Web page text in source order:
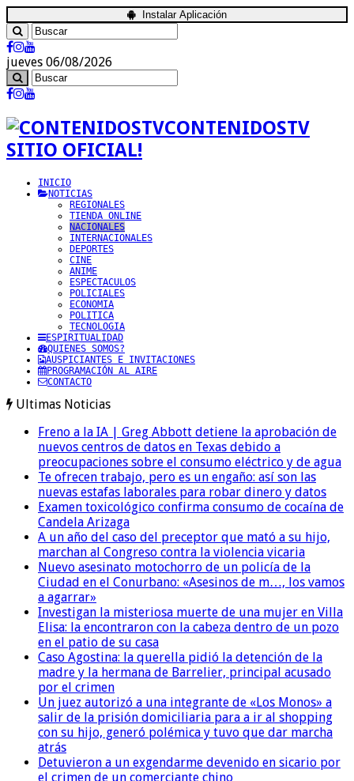
Instalar Aplicación
jueves 06/08/2026
CONTENIDOSTV
SITIO OFICIAL!
INICIO
NOTICIAS
REGIONALES
TIENDA ONLINE
NACIONALES
INTERNACIONALES
DEPORTES
CINE
ANIME
ESPECTACULOS
POLICIALES
ECONOMIA
POLITICA
TECNOLOGIA
ESPIRITUALIDAD
QUIENES SOMOS?
AUSPICIANTES E INVITACIONES
PROGRAMACIÓN AL AIRE
CONTACTO
Ultimas Noticias
Freno a la IA | Greg Abbott detiene la aprobación de
nuevos centros de datos en Texas debido a
preocupaciones sobre el consumo eléctrico y de agua
Te ofrecen trabajo, pero es un engaño: así son las
nuevas estafas laborales para robar dinero y datos
Examen toxicológico confirma consumo de cocaína de
Candela Arizaga
A un año del caso del preceptor que mató a su hijo,
marchan al Congreso contra la violencia vicaria
Nuevo asesinato motochorro de un policía de la
Ciudad en el Conurbano: «Asesinos de m…, los vamos
a agarrar»
Investigan la misteriosa muerte de una mujer en Villa
Elisa: la encontraron con la cabeza dentro de un pozo
en el patio de su casa
Caso Agostina: la querella pidió la detención de la
madre y la hermana de Barrelier, principal acusado
por el crimen
Un juez autorizó a una integrante de «Los Monos» a
salir de la prisión domiciliaria para a ir al shopping
con su hijo, generó polémica y tuvo que dar marcha
atrás
Detuvieron a un exgendarme devenido en sicario por
el crimen de un comerciante chino